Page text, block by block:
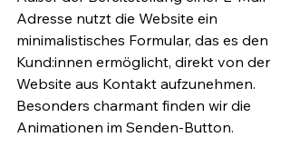
Adresse nutzt die Website ein
minimalistisches Formular, das es den
Kund:innen ermöglicht, direkt von der
Website aus Kontakt aufzunehmen.
Besonders charmant finden wir die
Animationen im Senden-Button.